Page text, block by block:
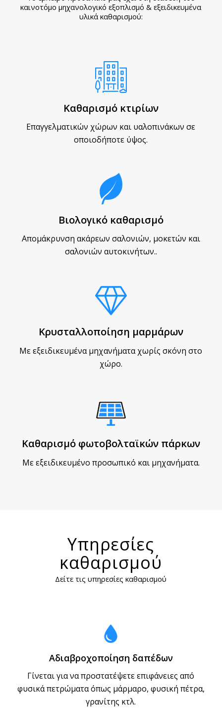
καινοτόμο μηχανολογικό εξοπλισμό & εξειδικευμένα
υλικά καθαρισμού:
Καθαρισμό κτιρίων
Επαγγελματικών χώρων και υαλοπινάκων σε
οποιοδήποτε ύψος.
Βιολογικό καθαρισμό
Απομάκρυνση ακάρεων σαλονιών, μοκετών και
σαλονιών αυτοκινήτων..
Κρυσταλλοποίηση μαρμάρων
Με εξειδικευμένα μηχανήματα χωρίς σκόνη στο
χώρο.
Καθαρισμό φωτοβολταϊκών πάρκων
Με εξειδικευμένο προσωπικό και μηχανήματα.
Υπηρεσίες
καθαρισμού
Δείτε τις υπηρεσίες καθαρισμού
Aδιαβροχοποίηση δαπέδων
Γίνεται για να προστατέψετε επιφάνειες από
φυσικά πετρώματα όπως μάρμαρο, φυσική πέτρα,
γρανίτης κτλ.